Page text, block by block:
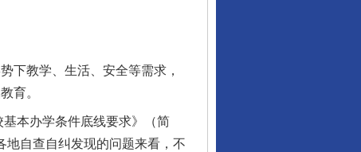
教学、生活、安全等需求，
育。
本办学条件底线要求》（简
地自查自纠发现的问题来看，不